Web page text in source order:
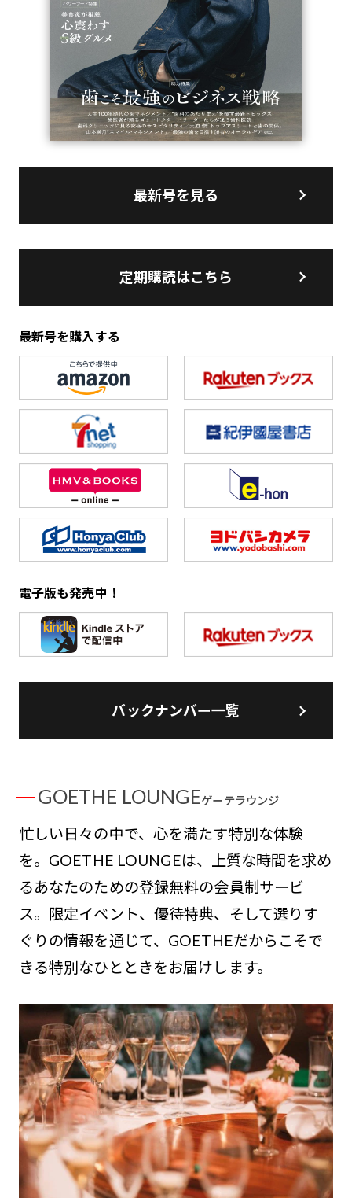
最新号を見る
定期購読はこちら
最新号を購入する
電子版も発売中！
バックナンバー一覧
GOETHE LOUNGEゲーテラウンジ
忙しい日々の中で、心を満たす特別な体験
を。GOETHE LOUNGEは、上質な時間を求め
るあなたのための登録無料の会員制サービ
ス。限定イベント、優待特典、そして選りす
ぐりの情報を通じて、GOETHEだからこそで
きる特別なひとときをお届けします。